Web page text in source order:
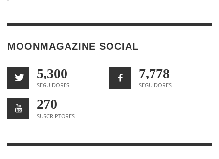
MOONMAGAZINE SOCIAL
5,300
SEGUIDORES
7,778
SEGUIDORES
270
SUSCRIPTORES